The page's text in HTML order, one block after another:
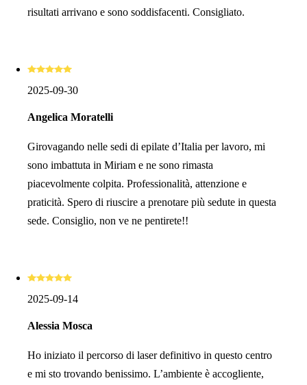
risultati arrivano e sono soddisfacenti. Consigliato.
2025-09-30
Angelica Moratelli
Girovagando nelle sedi di epilate d’Italia per lavoro, mi
sono imbattuta in Miriam e ne sono rimasta
piacevolmente colpita. Professionalità, attenzione e
praticità. Spero di riuscire a prenotare più sedute in questa
sede. Consiglio, non ve ne pentirete!!
2025-09-14
Alessia Mosca
Ho iniziato il percorso di laser definitivo in questo centro
e mi sto trovando benissimo. L’ambiente è accogliente,